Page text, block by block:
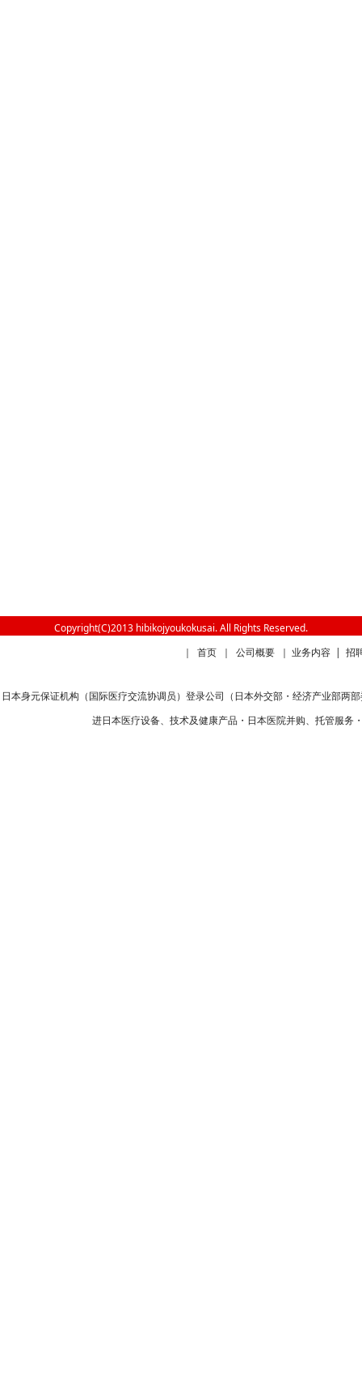
Copyright(C)2013 hibikojyoukokusai. All Rights Reserved.
｜ 首页 ｜ 公司概要 ｜ 业务内容 | 招
日本身元保证机构（国际医疗交流协调员）登录公司（日本外交部・经济产业部
进日本医疗设备、技术及健康产品・日本医院并购、托管服